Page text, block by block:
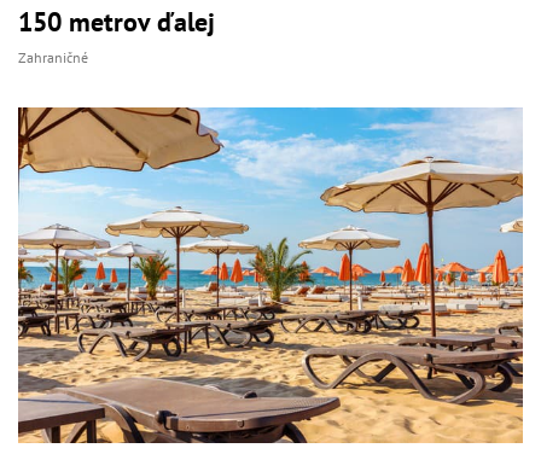
150 metrov ďalej
Zahraničné